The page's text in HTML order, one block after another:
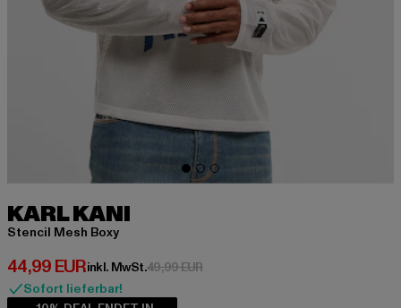
KARL KANI
Stencil Mesh Boxy
44,99 EUR
Derzeitiger Preis: 44,99 EUR
inkl. MwSt.49,99 EURAktionspreis: 49,99 EUR
Sofort lieferbar!